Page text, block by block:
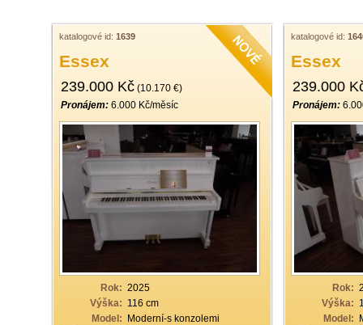
katalogové id: 1639
Essex
239.000 Kč (10.170 €)
Pronájem: 6.000 Kč/měsíc
Rok: 2025
Výška: 116 cm
Model: Moderní-s konzolemi
katalogové id:
Essex
239.000
Pronájem:
Rok:
Výška:
Model: